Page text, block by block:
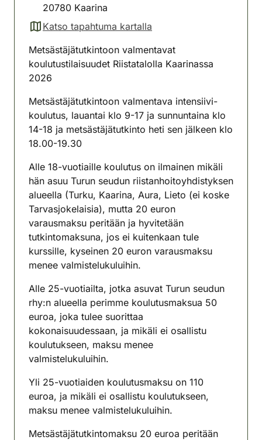
20780 Kaarina
Katso tapahtuma kartalla
(avautuu uuteen välilehteen)
Metsästäjätutkintoon valmentavat
koulutustilaisuudet Riistatalolla Kaarinassa
2026
Metsästäjätutkintoon valmentava intensiivi-
koulutus, lauantai klo 9-17 ja sunnuntaina klo
14-18 ja metsästäjätutkinto heti sen jälkeen klo
18.00-19.30
Alle 18-vuotiaille koulutus on ilmainen mikäli
hän asuu Turun seudun riistanhoitoyhdistyksen
alueella (Turku, Kaarina, Aura, Lieto (ei koske
Tarvasjokelaisia), mutta 20 euron
varausmaksu peritään ja hyvitetään
tutkintomaksuna, jos ei kuitenkaan tule
kurssille, kyseinen 20 euron varausmaksu
menee valmistelukuluihin.
Alle 25-vuotiailta, jotka asuvat Turun seudun
rhy:n alueella perimme koulutusmaksua 50
euroa, joka tulee suorittaa
kokonaisuudessaan, ja mikäli ei osallistu
koulutukseen, maksu menee
valmistelukuluihin.
Yli 25-vuotiaiden koulutusmaksu on 110
euroa, ja mikäli ei osallistu koulutukseen,
maksu menee valmistelukuluihin.
Metsästäjätutkintomaksu 20 euroa peritään